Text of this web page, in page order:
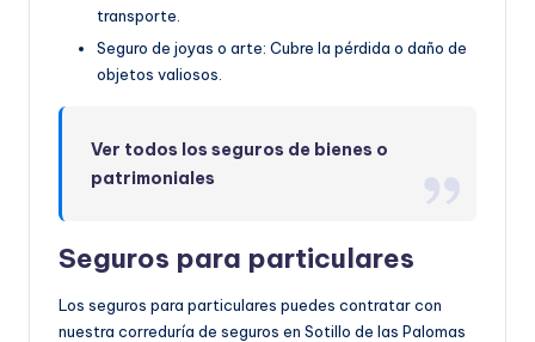
transporte.
Seguro de joyas o arte: Cubre la pérdida o daño de
objetos valiosos.
Ver todos los seguros de bienes o
patrimoniales
Seguros para particulares
Los seguros para particulares puedes contratar con
nuestra correduría de seguros en Sotillo de las Palomas